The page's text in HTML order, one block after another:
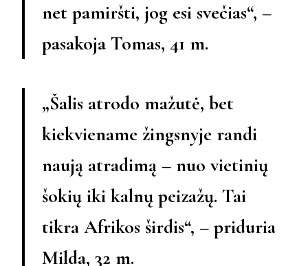
net pamiršti, jog esi svečias“, –
pasakoja Tomas, 41 m.
„Šalis atrodo mažutė, bet
kiekviename žingsnyje randi
naują atradimą – nuo vietinių
šokių iki kalnų peizažų. Tai
tikra Afrikos širdis“, – priduria
Milda, 32 m.